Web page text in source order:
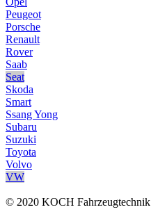
Peugeot
Porsche
Renault
Rover
Saab
Seat
Skoda
Smart
Ssang Yong
Subaru
Suzuki
Toyota
Volvo
VW
© 2020 KOCH Fahrzeugtechnik